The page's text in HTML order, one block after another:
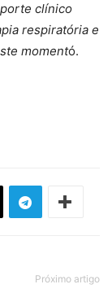
clínico
respiratória e
momentó.
Próximo artigo